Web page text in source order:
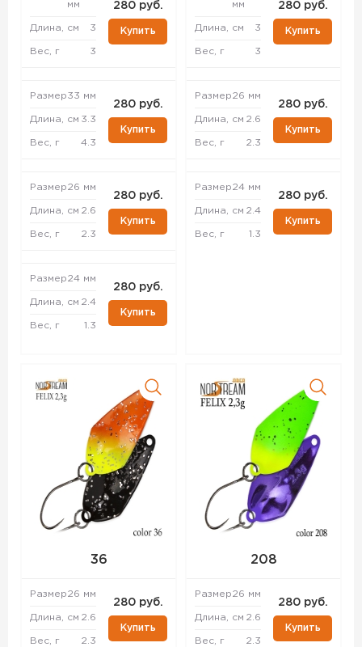
мм
Длина, см 3
Вес, г 3
280 руб.
Купить
Размер33 мм
Длина, см 3.3
Вес, г 4.3
280 руб.
Купить
Размер26 мм
Длина, см 2.6
Вес, г 2.3
280 руб.
Купить
Размер24 мм
Длина, см 2.4
Вес, г 1.3
280 руб.
Купить
мм
Длина, см 3
Вес, г 3
280 руб.
Купить
Размер26 мм
Длина, см 2.6
Вес, г 2.3
280 руб.
Купить
Размер24 мм
Длина, см 2.4
Вес, г 1.3
280 руб.
Купить
36
Размер26 мм
Длина, см 2.6
Вес, г 2.3
280 руб.
Купить
208
Размер26 мм
Длина, см 2.6
Вес, г 2.3
280 руб.
Купить